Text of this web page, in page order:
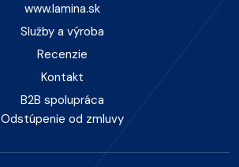
www.lamina.sk
Služby a výroba
Recenzie
Kontakt
B2B spolupráca
Odstúpenie od zmluvy